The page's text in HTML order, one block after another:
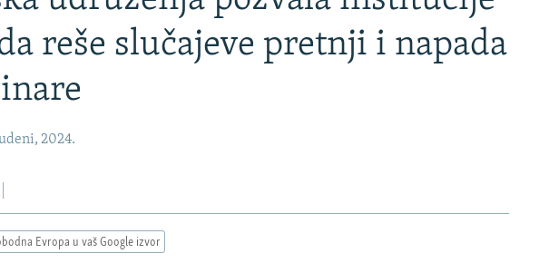
reše slučajeve pretnji i napada
2024.
Evropa u vaš Google izvor